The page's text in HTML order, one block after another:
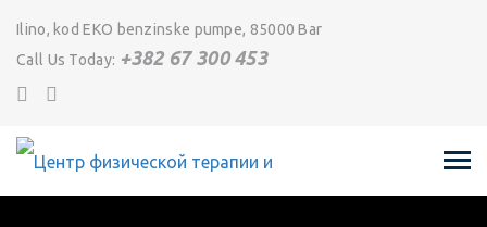
Ilino, kod EKO benzinske pumpe, 85000 Bar
Call Us Today: +382 67 300 453